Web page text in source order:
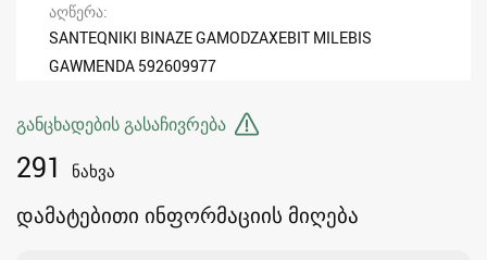
აღწერა
SANTEQNIKI BINAZE GAMODZAXEBIT MILEBIS
GAWMENDA 592609977
განცხადების გასაჩივრება
291 ნახვა
დამატებითი ინფორმაციის მიღება